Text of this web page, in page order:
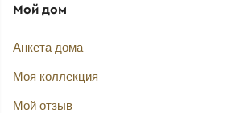
Мой дом
Анкета дома
Моя коллекция
Мой отзыв